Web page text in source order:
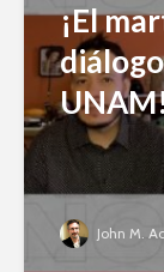
¡El
John M.